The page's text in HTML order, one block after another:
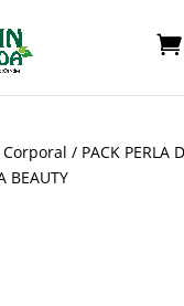
/ PACK PERLA
BEAUTY